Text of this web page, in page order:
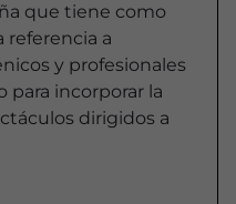
que tiene como
referencia a
y profesionales
para incorporar la
dirigidos a